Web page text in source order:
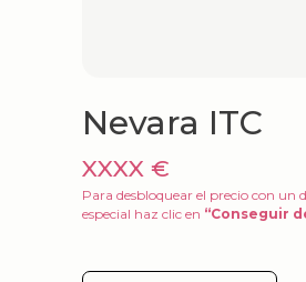
Nevara ITC
XXXX €
Para desbloquear el precio con un
especial haz clic en “Conseguir